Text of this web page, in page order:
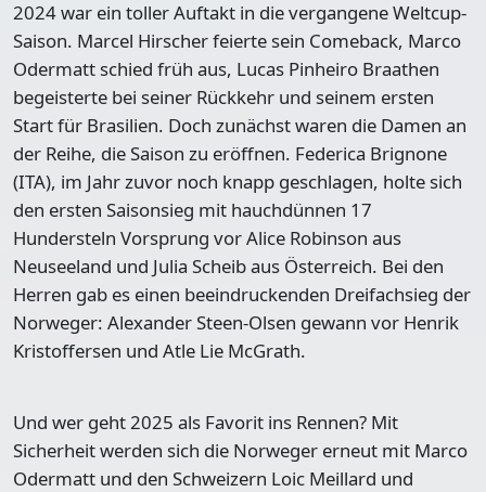
2024 war ein toller Auftakt in die vergangene Weltcup-
Saison. Marcel Hirscher feierte sein Comeback, Marco
Odermatt schied früh aus, Lucas Pinheiro Braathen
begeisterte bei seiner Rückkehr und seinem ersten
Start für Brasilien. Doch zunächst waren die Damen an
der Reihe, die Saison zu eröffnen. Federica Brignone
(ITA), im Jahr zuvor noch knapp geschlagen, holte sich
den ersten Saisonsieg mit hauchdünnen 17
Hundersteln Vorsprung vor Alice Robinson aus
Neuseeland und Julia Scheib aus Österreich. Bei den
Herren gab es einen beeindruckenden Dreifachsieg der
Norweger: Alexander Steen-Olsen gewann vor Henrik
Kristoffersen und Atle Lie McGrath.
Und wer geht 2025 als Favorit ins Rennen? Mit
Sicherheit werden sich die Norweger erneut mit Marco
Odermatt und den Schweizern Loic Meillard und